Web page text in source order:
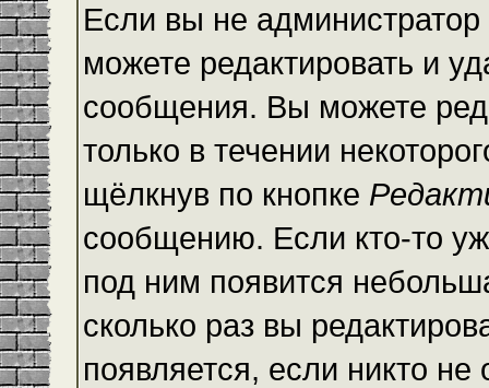
Если вы не
можете редактировать и
сообщения. Вы можете
только в течении
щёлкнув по кнопке
сообщению. Если кто-то
под ним появится
сколько раз вы
появляется, если никто